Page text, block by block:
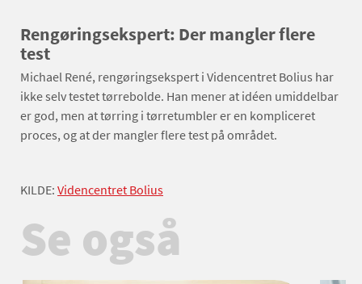
Rengøringsekspert: Der mangler flere
test
Michael René, rengøringsekspert i Videncentret Bolius har
ikke selv testet tørrebolde. Han mener at idéen umiddelbar
er god, men at tørring i tørretumbler er en kompliceret
proces, og at der mangler flere test på området.
KILDE: Videncentret Bolius
Se også